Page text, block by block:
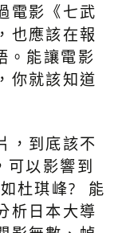
電影《七武
也應該在報
。能讓電影
你就該知道
，到底該不
可以影響到
杜琪峰? 能
析日本大導